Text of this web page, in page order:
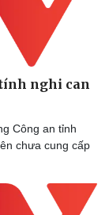
tính nghi can
Công an tỉnh
chưa cung cấp